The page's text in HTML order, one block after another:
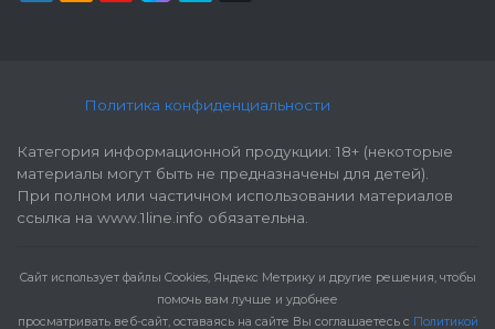
Политика конфиденциальности
Категория информационной продукции: 18+ (некоторые
материалы могут быть не предназначены для детей).
При полном или частичном использовании материалов
ссылка на www.1line.info обязательна.
Cайт использует файлы Cookies, Яндекс Метрику и другие решения, чтобы
помочь вам лучше и удобнее
просматривать веб-сайт, оставаясь на сайте Вы соглашаетесь с Политикой